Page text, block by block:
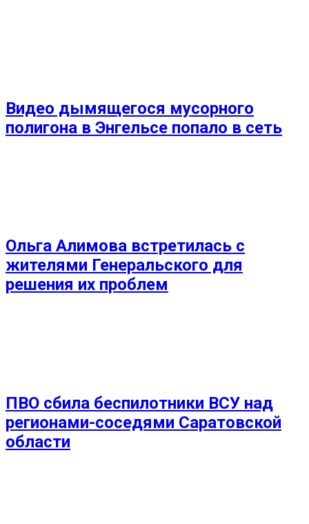
Видео дымящегося мусорного
полигона в Энгельсе попало в сеть
Ольга Алимова встретилась с
жителями Генеральского для
решения их проблем
ПВО сбила беспилотники ВСУ над
регионами-соседями Саратовской
области